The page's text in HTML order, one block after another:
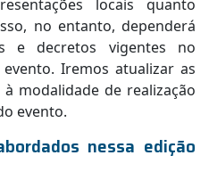
locais quanto
no entanto, dependerá
e decretos vigentes no
Iremos atualizar as
modalidade de realização
evento.
nessa edição